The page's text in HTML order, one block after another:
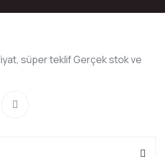
süper teklif Gerçek stok ve